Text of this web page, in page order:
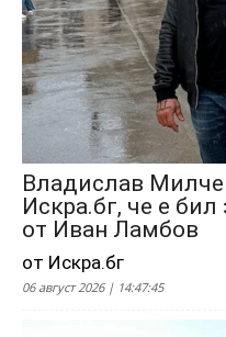
Владислав
Искра.бг, че е
от Иван Ламбов
от Искра.бг
06 август 2026 | 14:47:45